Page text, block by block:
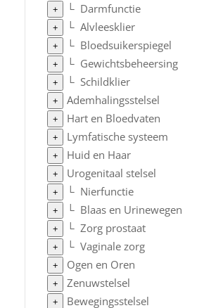
+ └ Darmfunctie
+ └ Alvleesklier
+ └ Bloedsuikerspiegel
+ └ Gewichtsbeheersing
+ └ Schildklier
+ Ademhalingsstelsel
+ Hart en Bloedvaten
+ Lymfatische systeem
+ Huid en Haar
+ Urogenitaal stelsel
+ └ Nierfunctie
+ └ Blaas en Urinewegen
+ └ Zorg prostaat
+ └ Vaginale zorg
+ Ogen en Oren
+ Zenuwstelsel
+ Bewegingsstelsel